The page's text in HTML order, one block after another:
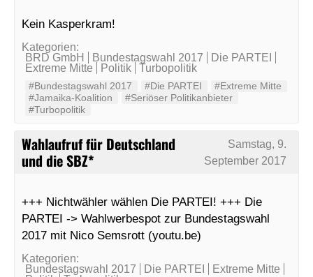
Kein Kasperkram!
Kategorien:
BRD GmbH
Bundestagswahl 2017
Die PARTEI
Extreme Mitte
Politik Turbopolitik
#Bundestagswahl 2017 #Die PARTEI
#Extreme Mitte
#Jamaika-Koalition
#Seriöser Politikanbieter
#Turbopolitik
Wahlaufruf für Deutschland
und die SBZ*
Samstag, 9.
September 2017
+++ Nichtwähler wählen Die PARTEI! +++ Die
PARTEI -> Wahlwerbespot zur Bundestagswahl
2017 mit Nico Semsrott (youtu.be)
Kategorien:
Bundestagswahl 2017
Die PARTEI
Extreme Mitte